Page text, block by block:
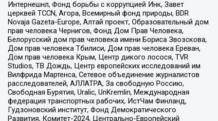
Интернешнл, Фонд борьбы с коррупцией Инк, Завет
церквей TCCN, Агора, Всемирный фонд природы, BDR
Novaja Gazeta-Europe, Алтай проект, Образовательный дом
прав человека Чернигов, Фонд Дом Прав Человека,
Белорусский дом прав человека имени Бориса Звозскова,
Дом прав человека Тбилиси, Дом прав человека Ереван,
Дом прав человека Крым, Центр дикого лосося, TVR
Studios, ТВ Дождь, Центр европейских исследований им
Вилфрида Мартенса, Сетевое объединение журналистов
расследователей, АЛЛАТРА, За свободную Россию,
Свободная Бурятия, Uralic, UnKremlin, Международная
федерация транспортных рабочих, ИстЧам Финланд,
Гудзоновский институт, Фонд Демократического
Развития, Комитет-2024, Центрально-Европейский